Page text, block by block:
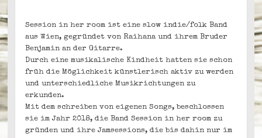
Session in her room ist eine slow indie/folk Band
aus Wien, gegründet von Raihana und ihrem Bruder
Benjamin an der Gitarre.
Durch eine musikalische Kindheit hatten sie schon
früh die Möglichkeit künstlerisch aktiv zu werden
und unterschiedliche Musikrichtungen zu
erkunden.
Mit dem schreiben von eigenen Songs, beschlossen
sie im Jahr 2018, die Band Session in her room zu
gründen und ihre Jamsessions, die bis dahin nur im